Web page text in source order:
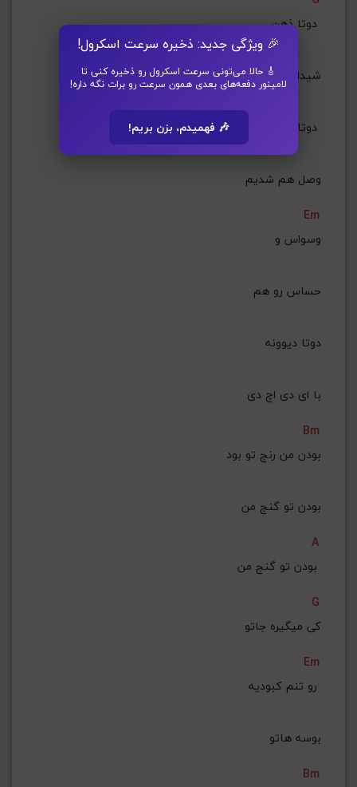
🎉 ویژگی جدید: ذخیره سرعت اسکرول!
🎸 حالا می‌تونی سرعت اسکرول رو ذخیره کنی تا
لامینور دفعه‌های بعدی همون سرعت رو برات نگه داره!
🎶 فهمیدم، بزن بریم!
شیدای وحشی
وصل هم شدیم
Em
وسواس و
حساس رو هم
دوتا دیوونه
با ای دی اچ دی
Bm
بودن من رنج تو بود
بودن تو گنج من
A
G
کی میگیره جاتو
Em
بوسه هاتو
Bm